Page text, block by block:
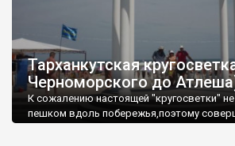
Тарханкутская
Черноморского до
К сожалению настоящей "кругосветки"
пешком вдоль побережья,поэтому